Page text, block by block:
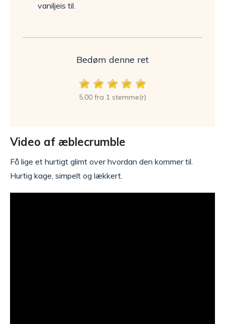
vaniljeis til.
Bedøm denne ret
5,00 fra 1 stemme(r)
Video af æblecrumble
Få lige et hurtigt glimt over hvordan den kommer til.
Hurtig kage, simpelt og lækkert.